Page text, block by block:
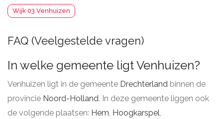
Wijk 03 Venhuizen
FAQ (Veelgestelde vragen)
In welke gemeente ligt Venhuizen?
Venhuizen ligt in de gemeente Drechterland binnen de
provincie Noord-Holland. In deze gemeente liggen ook
de volgende plaatsen: Hem, Hoogkarspel,